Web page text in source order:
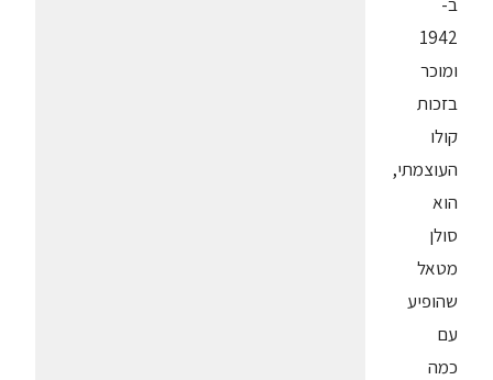
1942
ומוכר
בזכות
קולו
העוצמתי,
הוא
סולן
מטאל
שהופיע
עם
כמה